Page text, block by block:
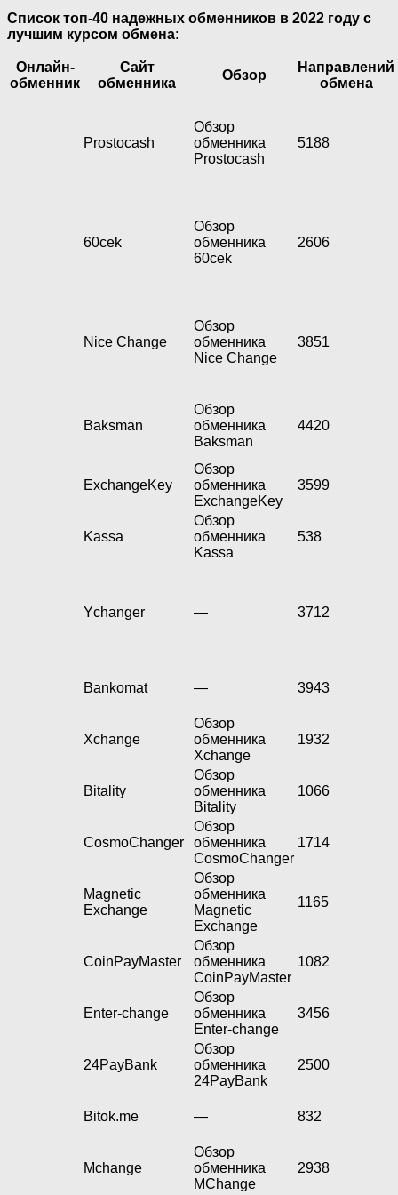
Список топ-40 надежных обменников в 2022 году с
лучшим курсом обмена:
Онлайн-
обменник
Сайт
обменника
Обзор
Направлений
обмена
Prostocash
Обзор
обменника
Prostocash
5188
60cek
Обзор
обменника
60cek
2606
Nice Change
Обзор
обменника
Nice Change
3851
Baksman
Обзор
обменника
Baksman
4420
ExchangeKey
Обзор
обменника
ExchangeKey
3599
Kassa
Обзор
обменника
Kassa
538
Ychanger — 3712
Bankomat — 3943
Xchange
Обзор
обменника
Xchange
1932
Bitality
Обзор
обменника
Bitality
1066
CosmoChanger
Обзор
обменника
CosmoChanger
1714
Magnetic
Exchange
Обзор
обменника
Magnetic
Exchange
1165
CoinPayMaster
Обзор
обменника
CoinPayMaster
1082
Enter-change
Обзор
обменника
Enter-change
3456
24PayBank
Обзор
обменника
24PayBank
2500
Bitok.me — 832
Mchange
Обзор
обменника
MChange
2938